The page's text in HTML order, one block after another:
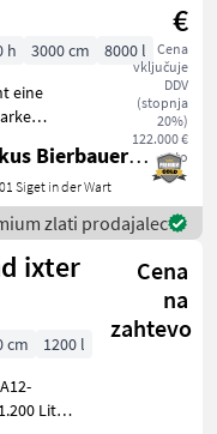
€
Cena
vključuje
DDV
(stopnja
20%)
122.000 €
neto
h 3000 cm
8000 l
eine
Die
eine
und eine
Markus Bierbauer GmbH
Siget in der Wart
zlati prodajalec
ixter
Cena
na
zahtevo
cm
1200 l